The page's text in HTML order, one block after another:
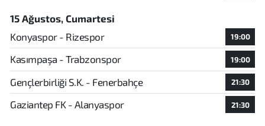
15 Ağustos, Cumartesi
Konyaspor - Rizespor
19:00
Kasımpaşa - Trabzonspor 19:00
Gençlerbirliği S.K. - Fenerbahçe 21:30
Gaziantep FK - Alanyaspor 21:30